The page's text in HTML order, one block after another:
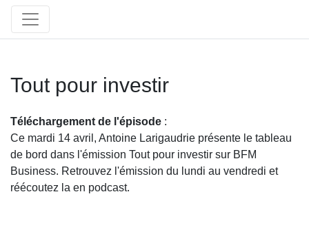
Tout pour investir
Téléchargement de l'épisode :
Ce mardi 14 avril, Antoine Larigaudrie présente le tableau
de bord dans l'émission Tout pour investir sur BFM
Business. Retrouvez l'émission du lundi au vendredi et
réécoutez la en podcast.